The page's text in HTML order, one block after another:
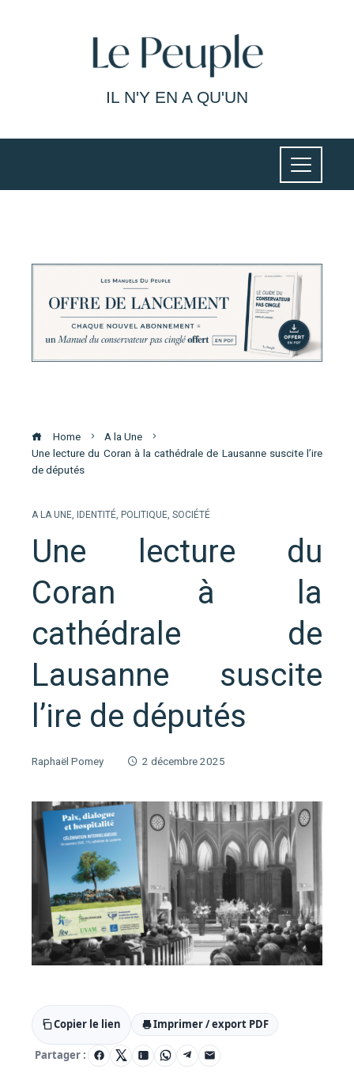
IL N'Y EN A QU'UN
Home
A la Une
Une lecture du Coran à la cathédrale de Lausanne suscite l’ire
de députés
A LA UNE, IDENTITÉ, POLITIQUE, SOCIÉTÉ
Une lecture du
Coran à la
cathédrale de
Lausanne suscite
l’ire de députés
Raphaël Pomey 2 décembre 2025
Copier le lien Imprimer / export PDF
Partager :